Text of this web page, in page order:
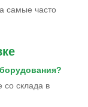
самые часто
со склада в